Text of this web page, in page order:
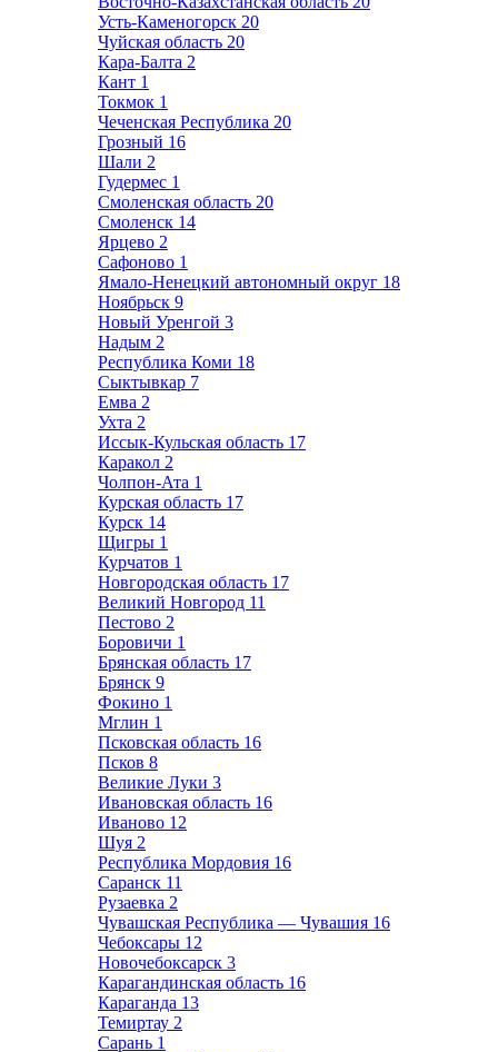
Усть-Каменогорск 20
Чуйская область 20
Кара-Балта 2
Кант 1
Токмок 1
Чеченская Республика 20
Грозный 16
Шали 2
Гудермес 1
Смоленская область 20
Смоленск 14
Ярцево 2
Сафоново 1
Ямало-Ненецкий автономный округ 18
Ноябрьск 9
Новый Уренгой 3
Надым 2
Республика Коми 18
Сыктывкар 7
Емва 2
Ухта 2
Иссык-Кульская область 17
Каракол 2
Чолпон-Ата 1
Курская область 17
Курск 14
Щигры 1
Курчатов 1
Новгородская область 17
Великий Новгород 11
Пестово 2
Боровичи 1
Брянская область 17
Брянск 9
Фокино 1
Мглин 1
Псковская область 16
Псков 8
Великие Луки 3
Ивановская область 16
Иваново 12
Шуя 2
Республика Мордовия 16
Саранск 11
Рузаевка 2
Чувашская Республика — Чувашия 16
Чебоксары 12
Новочебоксарск 3
Карагандинская область 16
Караганда 13
Темиртау 2
Сарань 1